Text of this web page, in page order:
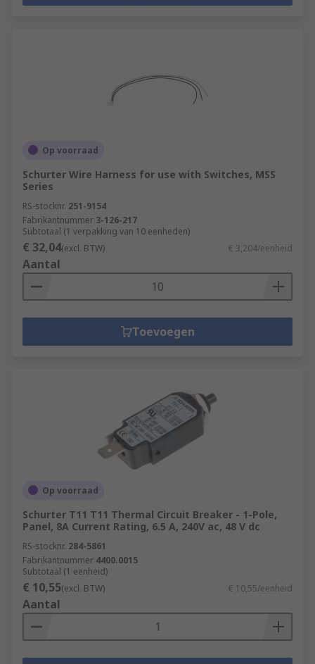
Op voorraad
Schurter Wire Harness for use with Switches, MSS
Series
RS-stocknr. 251-9154
Fabrikantnummer 3-126-217
Subtotaal (1 verpakking van 10 eenheden)
€ 32,04(excl. BTW) € 3,204/eenheid
Aantal
Toevoegen
Op voorraad
Schurter T11 T11 Thermal Circuit Breaker - 1-Pole,
Panel, 8A Current Rating, 6.5 A, 240V ac, 48 V dc
RS-stocknr. 284-5861
Fabrikantnummer 4400.0015
Subtotaal (1 eenheid)
€ 10,55(excl. BTW) € 10,55/eenheid
Aantal